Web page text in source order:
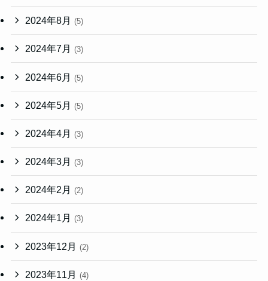
2024年8月 (5)
2024年7月 (3)
2024年6月 (5)
2024年5月 (5)
2024年4月 (3)
2024年3月 (3)
2024年2月 (2)
2024年1月 (3)
2023年12月 (2)
2023年11月 (4)